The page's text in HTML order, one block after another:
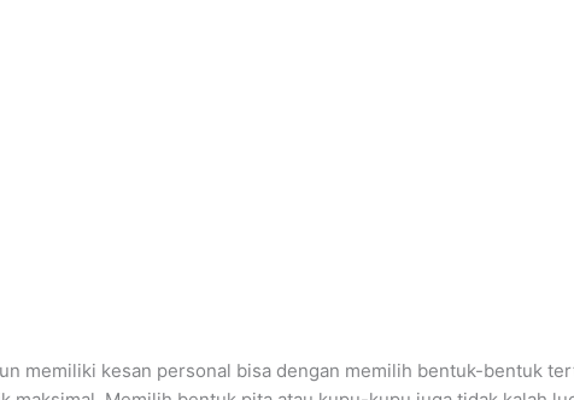
memiliki kesan personal bisa dengan memilih bentuk-bentuk